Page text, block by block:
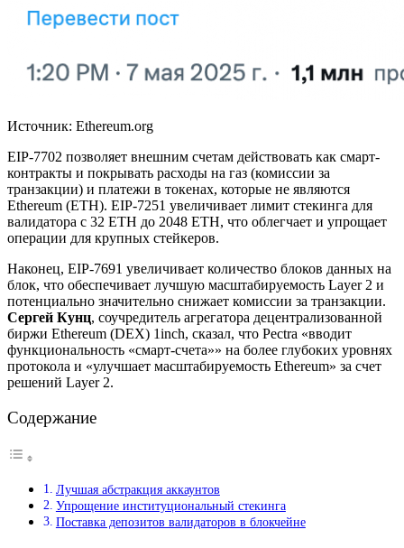
Источник: Ethereum.org
EIP-7702 позволяет внешним счетам действовать как смарт-
контракты и покрывать расходы на газ (комиссии за
транзакции) и платежи в токенах, которые не являются
Ethereum (ETH). EIP-7251 увеличивает лимит стекинга для
валидатора с 32 ETH до 2048 ETH, что облегчает и упрощает
операции для крупных стейкеров.
Наконец, EIP-7691 увеличивает количество блоков данных на
блок, что обеспечивает лучшую масштабируемость Layer 2 и
потенциально значительно снижает комиссии за транзакции.
Сергей Кунц, соучредитель агрегатора децентрализованной
биржи Ethereum (DEX) 1inch, сказал, что Pectra «вводит
функциональность «смарт-счета»» на более глубоких уровнях
протокола и «улучшает масштабируемость Ethereum» за счет
решений Layer 2.
Содержание
Лучшая абстракция аккаунтов
Упрощение институциональный стекинга
Поставка депозитов валидаторов в блокчейне